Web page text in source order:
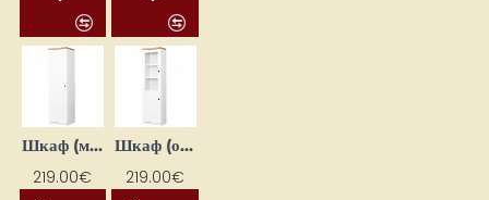
Шкаф (можно установить справа/слева) "Toskania" 90x190x53,5
219.00€
Шкаф (открывается влево) "Toskania" 50x190x36.5
219.00€